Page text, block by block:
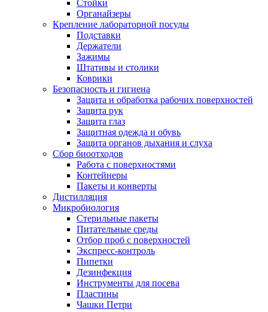
Стойки
Органайзеры
Крепление лабораторной посуды
Подставки
Держатели
Зажимы
Штативы и столики
Коврики
Безопасность и гигиена
Защита и обработка рабочих поверхностей
Защита рук
Защита глаз
Защитная одежда и обувь
Защита органов дыхания и слуха
Сбор биоотходов
Работа с поверхностями
Контейнеры
Пакеты и конверты
Дистилляция
Микробиология
Стерильные пакеты
Питательные среды
Отбор проб с поверхностей
Экспресс-контроль
Пипетки
Дезинфекция
Инструменты для посева
Пластины
Чашки Петри